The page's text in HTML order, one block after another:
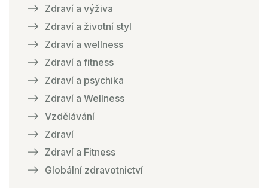
Zdraví a výživa
Zdraví a životní styl
Zdraví a wellness
Zdraví a fitness
Zdraví a psychika
Zdraví a Wellness
Vzdělávání
Zdraví
Zdraví a Fitness
Globální zdravotnictví